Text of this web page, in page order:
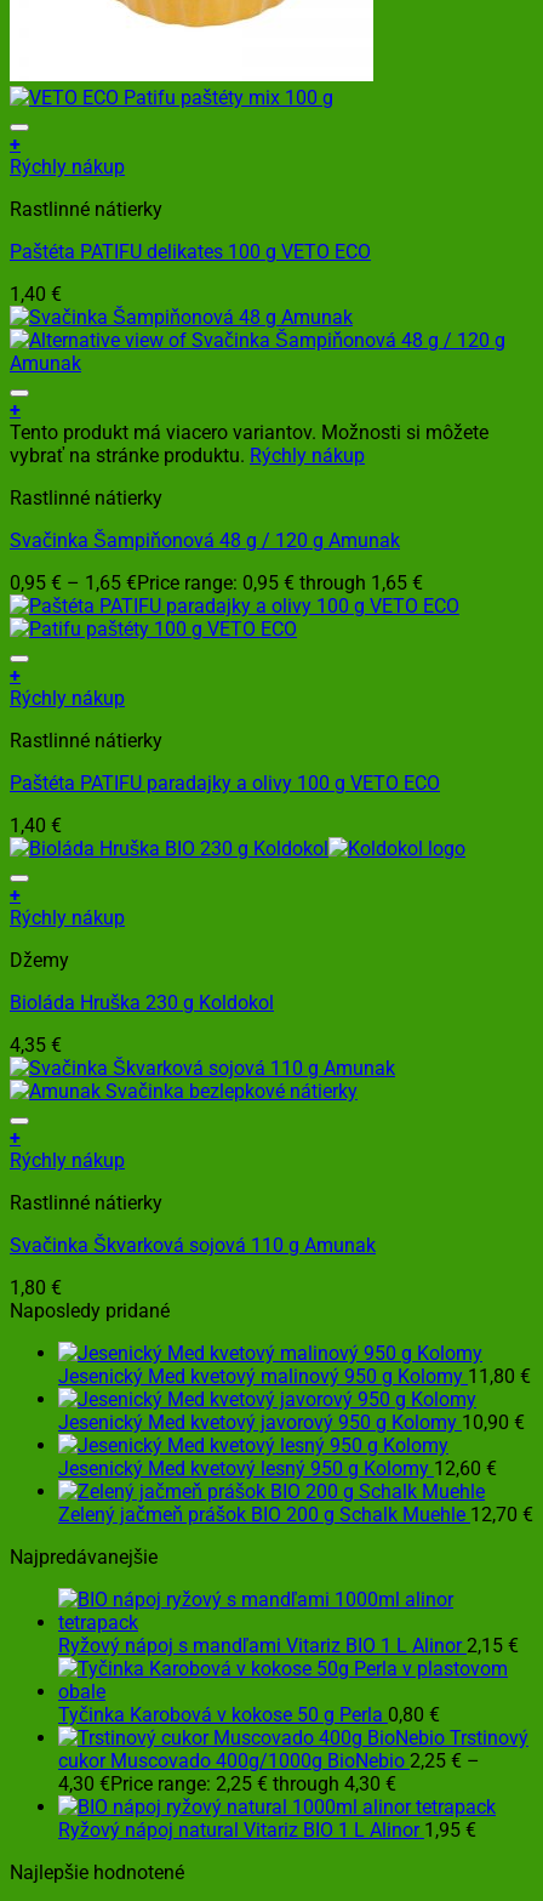
+
Rýchly nákup
Rastlinné nátierky
Paštéta PATIFU delikates 100 g VETO ECO
1,40 €
+
Tento produkt má viacero variantov. Možnosti si môžete
vybrať na stránke produktu. Rýchly nákup
Rastlinné nátierky
Svačinka Šampiňonová 48 g / 120 g Amunak
0,95 € – 1,65 €Price range: 0,95 € through 1,65 €
+
Rýchly nákup
Rastlinné nátierky
Paštéta PATIFU paradajky a olivy 100 g VETO ECO
1,40 €
+
Rýchly nákup
Džemy
Bioláda Hruška 230 g Koldokol
4,35 €
+
Rýchly nákup
Rastlinné nátierky
Svačinka Škvarková sojová 110 g Amunak
1,80 €
Naposledy pridané
Jesenický Med kvetový malinový 950 g Kolomy 11,80 €
Jesenický Med kvetový javorový 950 g Kolomy 10,90 €
Jesenický Med kvetový lesný 950 g Kolomy 12,60 €
Zelený jačmeň prášok BIO 200 g Schalk Muehle 12,70 €
Najpredávanejšie
Ryžový nápoj s mandľami Vitariz BIO 1 L Alinor 2,15 €
Tyčinka Karobová v kokose 50 g Perla 0,80 €
Trstinový
cukor Muscovado 400g/1000g BioNebio 2,25 € –
4,30 €Price range: 2,25 € through 4,30 €
Ryžový nápoj natural Vitariz BIO 1 L Alinor 1,95 €
Najlepšie hodnotené